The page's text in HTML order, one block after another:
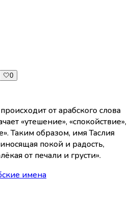
🤍0
от арабского слова
Таким образом, имя Таслия
покой и радость,
от печали и грусти».
имена